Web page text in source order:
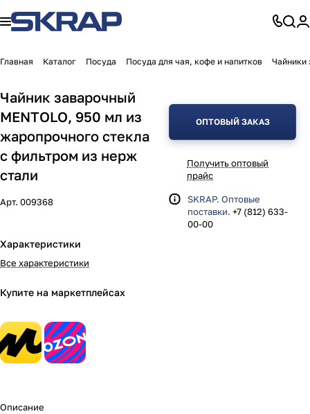
Главная Каталог Посуда Посуда для чая, кофе и напитков Чайники
Чайник заварочный
MENTOLO, 950 мл из
жаропрочного стекла
с фильтром из нерж
стали
Арт. 009368
Характеристики
Все характеристики
Купите на маркетплейсах
ОПТОВЫЙ ЗАКАЗ
Получить оптовый
прайс
SKRAP. Оптовые
поставки. +7 (812) 633-
00-00
Описание